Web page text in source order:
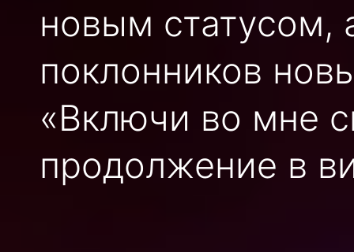
новым статусом,
поклонников
«Включи во мне
продолжение в